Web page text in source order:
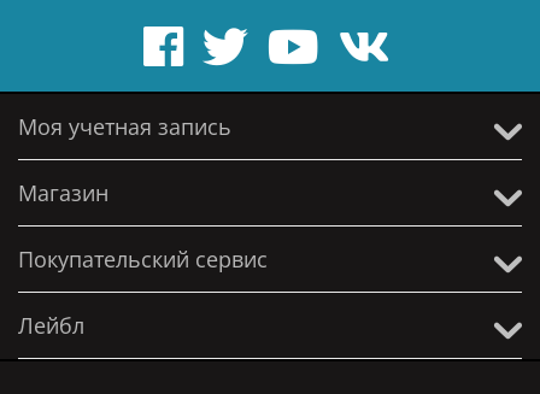
Моя учетная запись
Магазин
Покупательский сервис
Лейбл